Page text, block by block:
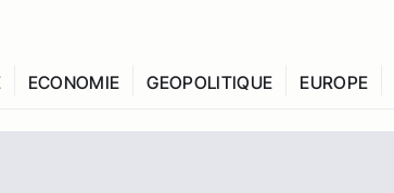
ECONOMIE GEOPOLITIQUE EUROPE